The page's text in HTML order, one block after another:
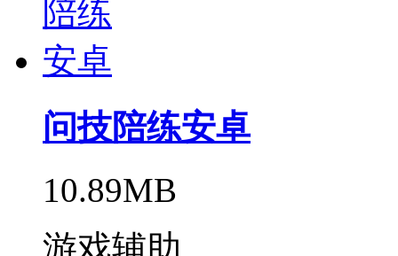
问技陪练安卓
10.89MB
游戏辅助